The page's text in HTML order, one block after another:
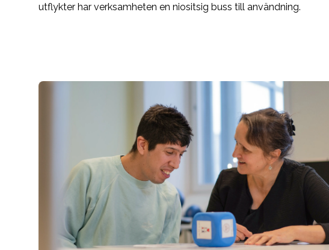
utflykter har verksamheten en niositsig buss till användning.